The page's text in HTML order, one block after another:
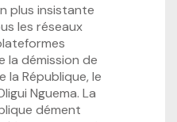
plus insistante
les réseaux
la démission de
la République, le
Nguema. La
dément